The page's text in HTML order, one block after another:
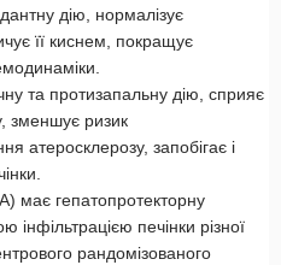
дію, нормалізує
її киснем, покращує
та протизапальну дію, сприяє
зменшує ризик
атеросклерозу, запобігає і
має гепатопротекторну
інфільтрацією печінки різної
рандомізованого